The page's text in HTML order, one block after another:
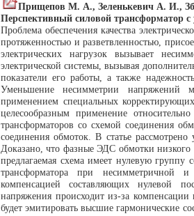
Прищепов М. А., Зеленькевич А. И.,
Перспективный силовой трансформатор с
Проблема обеспечения качества
протяженностью и разветвленностью,
электрических нагрузок вызывает
электрической системы, вызывая
показатели его работы, а также
Уменьшение несимметрии напряжений
применением специальных
целесообразным применение
трансформаторов со схемой соединения
соединения обмоток. В статье
Доказано, что фазные ЭДС обмотки
предлагаемая схема имеет нулевую группу
трансформатора при несимметричной
компенсацией составляющих нулевой
напряжения происходит из-за
будет эмитировать высшие гармонические